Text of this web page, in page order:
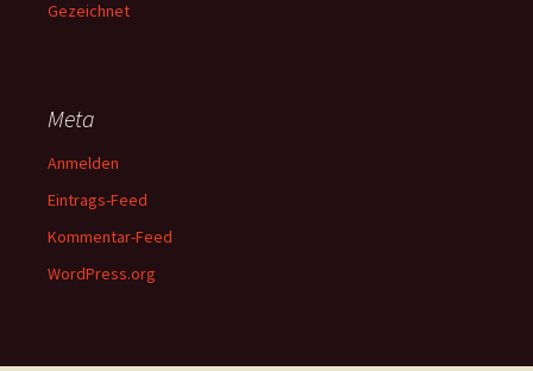
Gezeichnet
Meta
Anmelden
Eintrags-Feed
Kommentar-Feed
WordPress.org